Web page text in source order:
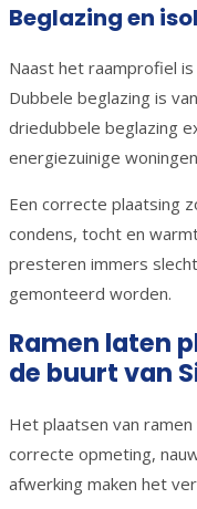
Beglazing en
Naast het raamprofiel
Dubbele beglazing is
driedubbele beglazing
energiezuinige
Een correcte plaatsing
condens, tocht en
presteren immers
gemonteerd worden.
Ramen laten
de buurt van
Het plaatsen van
correcte opmeting,
afwerking maken het